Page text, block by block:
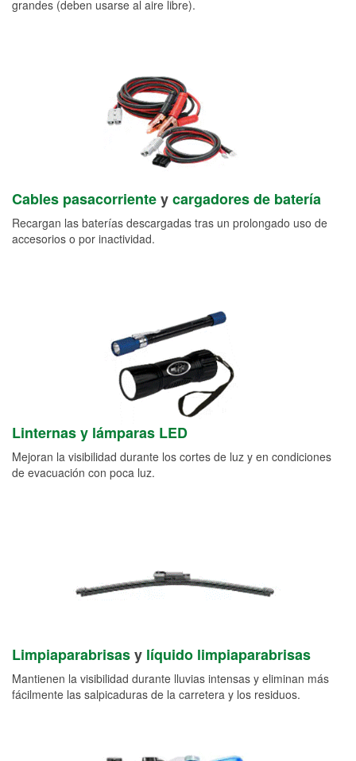
grandes (deben usarse al aire libre).
Cables pasacorrienteycargadores de batería
Recargan las baterías descargadas tras un prolongado uso de
accesorios o por inactividad.
Linternas y lámparas LED
Mejoran la visibilidad durante los cortes de luz y en condiciones
de evacuación con poca luz.
Limpiaparabrisasy líquido limpiaparabrisas
Mantienen la visibilidad durante lluvias intensas y eliminan más
fácilmente las salpicaduras de la carretera y los residuos.